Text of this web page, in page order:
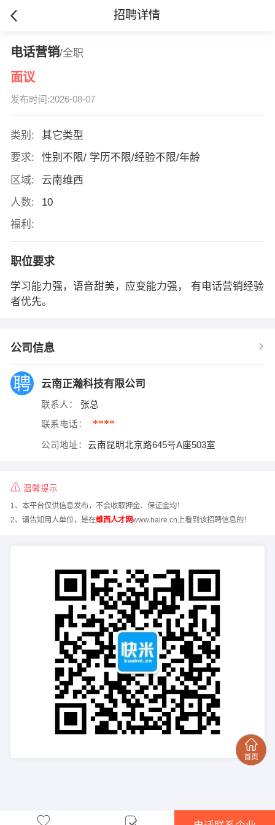
招聘详情
电话营销/全职
面议
发布时间:2026-08-07
类别:
其它类型
要求:
性别不限/ 学历不限/经验不限/年龄
区域:
云南维西
人数:
10
福利:
职位要求
学习能力强，语音甜美，应变能力强， 有电话营销经验
者优先。
公司信息
云南正瀚科技有限公司
联系人： 张总
联系电话： ****
公司地址： 云南昆明北京路645号A座503室
温馨提示
1、本平台仅供信息发布，不会收取押金、保证金均！
2、请告知用人单位，是在维西人才网www.baire.cn上看到该招聘信息的！